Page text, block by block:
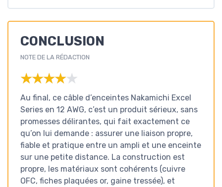
CONCLUSION
NOTE DE LA RÉDACTION
★★★★★
★★★★★
Au final, ce câble d’enceintes Nakamichi Excel
Series en 12 AWG, c’est un produit sérieux, sans
promesses délirantes, qui fait exactement ce
qu’on lui demande : assurer une liaison propre,
fiable et pratique entre un ampli et une enceinte
sur une petite distance. La construction est
propre, les matériaux sont cohérents (cuivre
OFC, fiches plaquées or, gaine tressée), et